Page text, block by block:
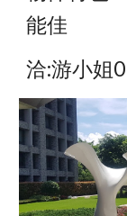
能佳
洽:游小姐